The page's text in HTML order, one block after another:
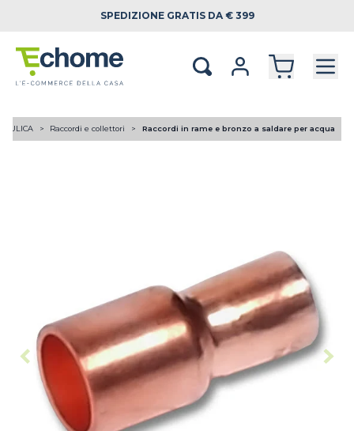
SPEDIZIONE GRATIS DA € 399
Raccordi e collettori Raccordi in rame e bronzo a saldare per acqua